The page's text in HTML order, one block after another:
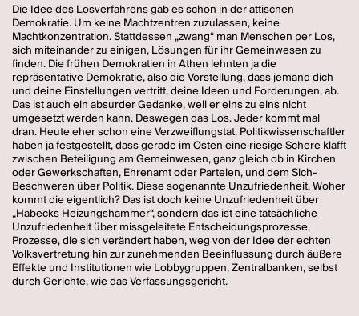
Die Idee des Losverfahrens gab es schon in der attischen
Demokratie. Um keine Machtzentren zuzulassen, keine
Machtkonzentration. Stattdessen „zwang“ man Menschen per Los,
sich miteinander zu einigen, Lösungen für ihr Gemeinwesen zu
finden. Die frühen Demokratien in Athen lehnten ja die
repräsentative Demokratie, also die Vorstellung, dass jemand dich
und deine Einstellungen vertritt, deine Ideen und Forderungen, ab.
Das ist auch ein absurder Gedanke, weil er eins zu eins nicht
umgesetzt werden kann. Deswegen das Los. Jeder kommt mal
dran. Heute eher schon eine Verzweiflungstat. Politikwissenschaftler
haben ja festgestellt, dass gerade im Osten eine riesige Schere klafft
zwischen Beteiligung am Gemeinwesen, ganz gleich ob in Kirchen
oder Gewerkschaften, Ehrenamt oder Parteien, und dem Sich-
Beschweren über Politik. Diese sogenannte Unzufriedenheit. Woher
kommt die eigentlich? Das ist doch keine Unzufriedenheit über
„Habecks Heizungshammer“, sondern das ist eine tatsächliche
Unzufriedenheit über missgeleitete Entscheidungsprozesse,
Prozesse, die sich verändert haben, weg von der Idee der echten
Volksvertretung hin zur zunehmenden Beeinflussung durch äußere
Effekte und Institutionen wie Lobbygruppen, Zentralbanken, selbst
durch Gerichte, wie das Verfassungsgericht.